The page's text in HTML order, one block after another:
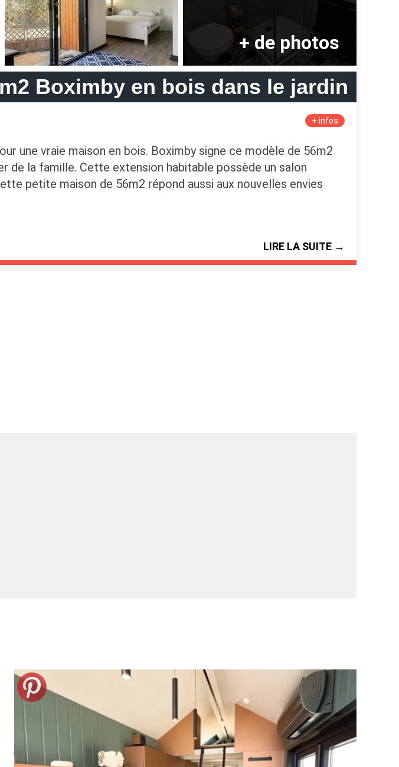
Boximby en bois dans le jardin
+ infos
une vraie maison en bois. Boximby signe ce modèle de 56m2
de la famille. Cette extension habitable possède un salon
petite maison de 56m2 répond aussi aux nouvelles envies
LIRE LA SUITE →